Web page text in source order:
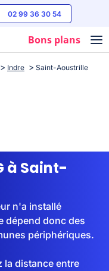
02 99 36 30 54
Bons plans
Indre Saint-Aoustrille
à Saint-
n'a installé
dépend donc des
périphériques.
la distance entre